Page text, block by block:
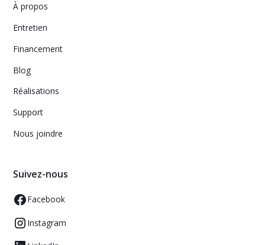
À propos
Entretien
Financement
Blog
Réalisations
Support
Nous joindre
Suivez-nous
Facebook
Instagram